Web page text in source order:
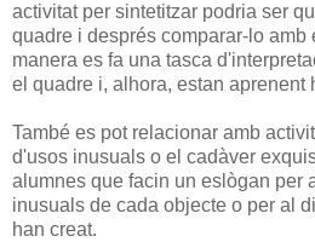
activitat per sintetitzar podria ser
quadre i després comparar-lo
manera es fa una tasca
el quadre i, alhora, estan aprenent
També es pot relacionar amb
d'usos inusuals o el cadàver
alumnes que facin un eslògan per
inusuals de cada objecte o per al
han creat.